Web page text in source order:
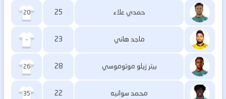
حمدي علاء 25
20
ماجد هاني 23
-
بيتر زيلو موتوموسي 28
26
محمد سوانيه 22
35